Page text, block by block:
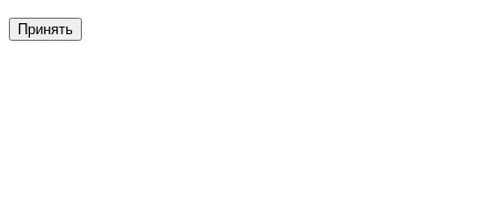
Принять